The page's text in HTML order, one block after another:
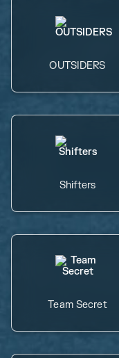
OUTSIDERS
Shifters
Team Secret